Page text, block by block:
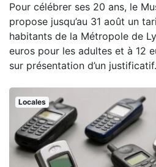
Pour célébrer ses 20 ans, le
propose jusqu’au 31 août un
habitants de la Métropole de
euros pour les adultes et à 12
sur présentation d’un justificatif.
Locales